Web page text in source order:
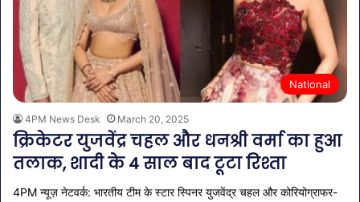
National
4PM News Desk March 20, 2025
क्रिकेटर युजवेंद्र चहल और धनश्री वर्मा का हुआ
तलाक, शादी के 4 साल बाद टूटा रिश्ता
4PM न्यूज़ नेटवर्क: भारतीय टीम के स्टार स्पिनर युजवेंद्र चहल और कोरियोग्राफर-